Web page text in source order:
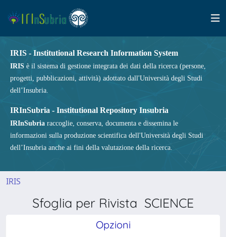
IRIS - Institutional Research Information System
IRIS è il sistema di gestione integrata dei dati della ricerca (persone,
progetti, pubblicazioni, attività) adottato dall'Università degli Studi
dell’Insubria.
IRInSubria - Institutional Repository Insubria
IRInSubria raccoglie, conserva, documenta e dissemina le
informazioni sulla produzione scientifica dell'Università degli Studi
dell’Insubria anche ai fini della valutazione della ricerca.
IRIS
Sfoglia per Rivista SCIENCE
Opzioni